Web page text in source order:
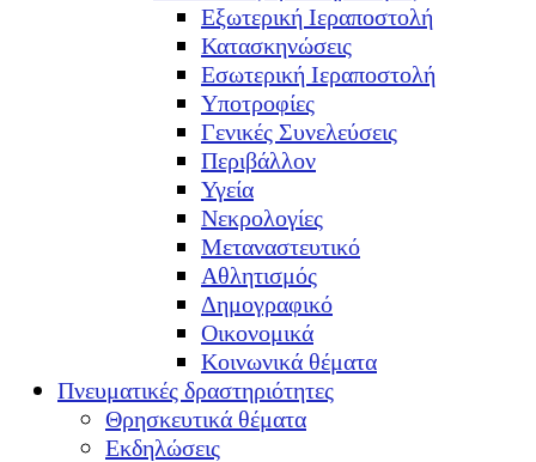
Εξωτερική Ιεραποστολή
Κατασκηνώσεις
Εσωτερική Ιεραποστολή
Υποτροφίες
Γενικές Συνελεύσεις
Περιβάλλον
Υγεία
Νεκρολογίες
Μεταναστευτικό
Αθλητισμός
Δημογραφικό
Οικονομικά
Κοινωνικά θέματα
Πνευματικές δραστηριότητες
Θρησκευτικά θέματα
Εκδηλώσεις